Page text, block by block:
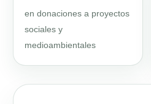
en donaciones a proyectos
sociales y
medioambientales